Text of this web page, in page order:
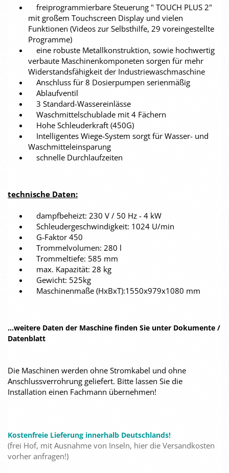
freiprogrammierbare Steuerung " TOUCH PLUS 2"
mit großem Touchscreen Display und vielen
Funktionen (Videos zur Selbsthilfe, 29 voreingestellte
Programme)
eine robuste Metallkonstruktion, sowie hochwertig
verbaute Maschinenkomponeten sorgen für mehr
Widerstandsfähigkeit der Industriewaschmaschine
Anschluss für 8 Dosierpumpen serienmäßig
Ablaufventil
3 Standard-Wassereinlässe
Waschmittelschublade mit 4 Fächern
Hohe Schleuderkraft (450G)
Intelligentes Wiege-System sorgt für Wasser- und
Waschmitteleinsparung
schnelle Durchlaufzeiten
technische Daten:
dampfbeheizt: 230 V / 50 Hz - 4 kW
Schleudergeschwindigkeit: 1024 U/min
G-Faktor 450
Trommelvolumen: 280 l
Trommeltiefe: 585 mm
max. Kapazität: 28 kg
Gewicht: 525kg
Maschinenmaße (HxBxT):1550x979x1080 mm
...weitere Daten der Maschine finden Sie unter Dokumente /
Datenblatt
Die Maschinen werden ohne Stromkabel und ohne
Anschlussverrohrung geliefert. Bitte lassen Sie die
Installation einen Fachmann übernehmen!
Kostenfreie Lieferung innerhalb Deutschlands!
(frei Hof, mit Ausnahme von Inseln, hier die Versandkosten
vorher anfragen!)